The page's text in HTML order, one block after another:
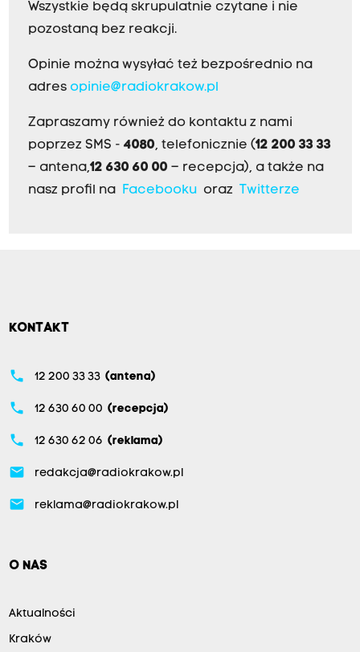
Wszystkie będą skrupulatnie czytane i nie
pozostaną bez reakcji.
Opinie można wysyłać też bezpośrednio na
adres opinie@radiokrakow.pl
Zapraszamy również do kontaktu z nami
poprzez SMS - 4080, telefonicznie (12 200 33 33
– antena,12 630 60 00 – recepcja), a także na
nasz profil na Facebookuoraz Twitterze
KONTAKT
phone 12 200 33 33 (antena)
phone 12 630 60 00 (recepcja)
phone 12 630 62 06 (reklama)
email redakcja@radiokrakow.pl
email reklama@radiokrakow.pl
O NAS
Aktualności
Kraków